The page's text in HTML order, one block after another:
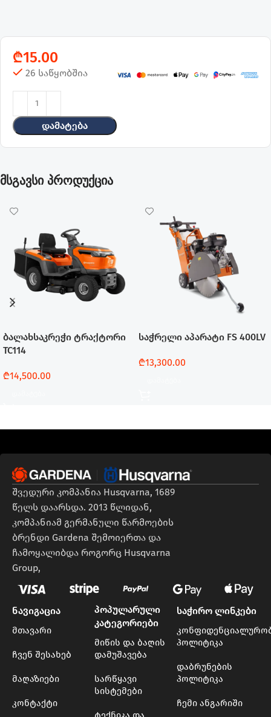
₾15.00
26 საწყობშია
Დამატება
მსგავსი პროდუქცია
ბალახსაკრეჭი ტრაქტორი
TC114
₾14,500.00
საჭრელი აპარატი FS 400LV
₾13,300.00
შვედური კომპანია Husqvarna, 1689
წელს დაარსდა. 2013 წლიდან,
კომპანიამ გერმანული წარმოების
ბრენდი Gardena შემოიერთა და
ჩამოყალიბდა როგორც Husqvarna
Group,
ნავიგაცია
მთავარი
ჩვენ შესახებ
მაღაზიები
კონტაქტი
პოპულარული
კატეგორიები
მიწის და ბაღის
დამუშავება
სარწყავი
სისტემები
საჭირო ლინკები
პოლიტიკა
დაბრუნების
პოლიტიკა
ჩემი ანგარიში